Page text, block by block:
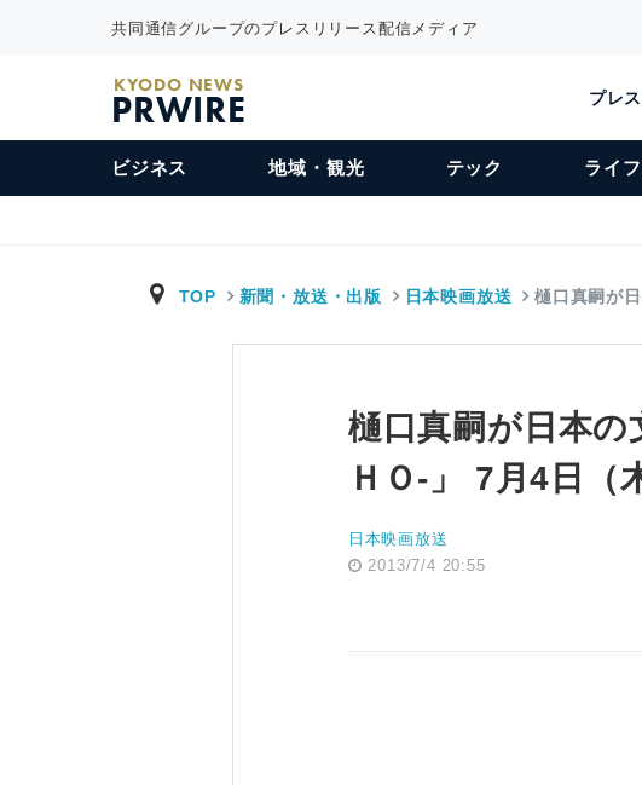
共同通信グループのプレスリリース配信メディア
KYODO NEWS
PRWIRE プレ
ビジネス 地域・観光 テック ライ
TOP 新聞・放送・出版 日本映画放送 樋口真嗣が
樋口真嗣が日本の
ＨＯ‐」 7月4日（
日本映画放送
2013/7/4 20:55